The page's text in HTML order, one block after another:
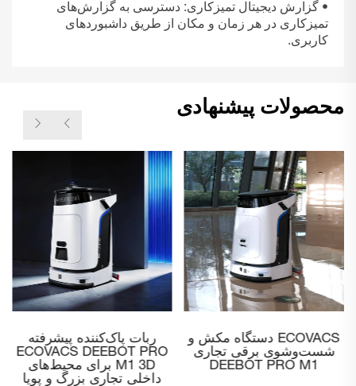
• گزارش دیجیتال تمیزکاری: دسترسی به گزارش‌های
تمیزکاری در هر زمان و مکان از طریق داشبوردهای
کاربری.
محصولات پیشنهادی
ECOVACS ربات مکنده
تجاری DEEBOT PRO K1
VAC
ECOVACS دستگاه مکش و
شست‌وشوی برقی تجاری
DEEBOT PRO M1